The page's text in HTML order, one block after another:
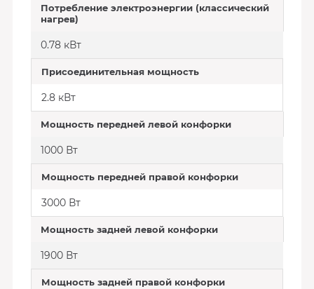
Потребление электроэнергии (классический
нагрев)
0.78 кВт
Присоединительная мощность
2.8 кВт
Мощность передней левой конфорки
1000 Вт
Мощность передней правой конфорки
3000 Вт
Мощность задней левой конфорки
1900 Вт
Мощность задней правой конфорки